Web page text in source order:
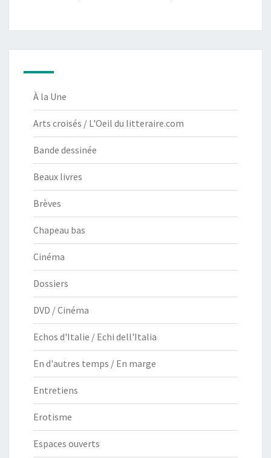
À la Une
Arts croisés / L'Oeil du litteraire.com
Bande dessinée
Beaux livres
Brèves
Chapeau bas
Cinéma
Dossiers
DVD / Cinéma
Echos d'Italie / Echi dell'Italia
En d'autres temps / En marge
Entretiens
Erotisme
Espaces ouverts